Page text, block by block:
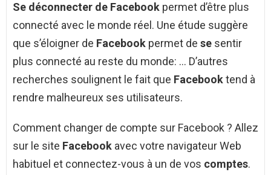
Se déconnecter de Facebook permet d’être plus
connecté avec le monde réel. Une étude suggère
que s’éloigner de Facebook permet de se sentir
plus connecté au reste du monde: … D’autres
recherches soulignent le fait que Facebooktend à
rendre malheureux ses utilisateurs.
Comment changer de compte sur Facebook ? Allez
sur le site Facebook avec votre navigateur Web
habituel et connectez-vous à un de vos comptes.